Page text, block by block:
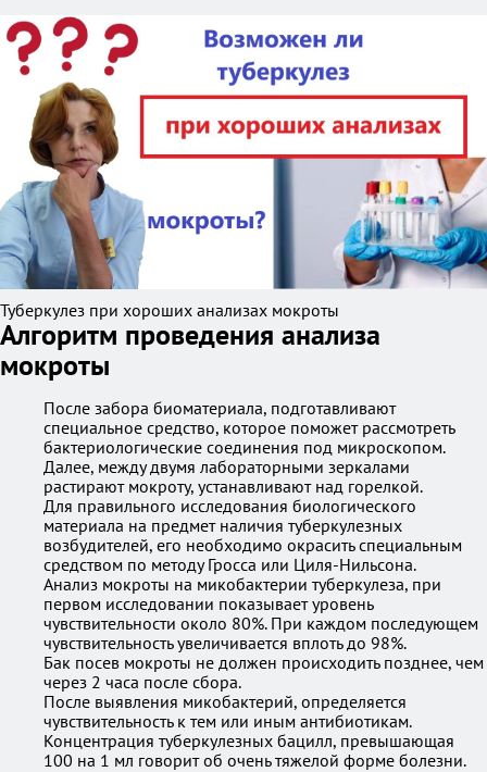
Туберкулез при хороших анализах мокроты
Алгоритм проведения анализа
мокроты
После забора биоматериала, подготавливают
специальное средство, которое поможет рассмотреть
бактериологические соединения под микроскопом.
Далее, между двумя лабораторными зеркалами
растирают мокроту, устанавливают над горелкой.
Для правильного исследования биологического
материала на предмет наличия туберкулезных
возбудителей, его необходимо окрасить специальным
средством по методу Гросса или Циля-Нильсона.
Анализ мокроты на микобактерии туберкулеза, при
первом исследовании показывает уровень
чувствительности около 80%. При каждом последующем
чувствительность увеличивается вплоть до 98%.
Бак посев мокроты не должен происходить позднее, чем
через 2 часа после сбора.
После выявления микобактерий, определяется
чувствительность к тем или иным антибиотикам.
Концентрация туберкулезных бацилл, превышающая
100 на 1 мл говорит об очень тяжелой форме болезни.